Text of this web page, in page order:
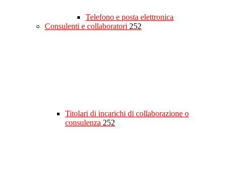
Telefono e posta elettronica
Consulenti e collaboratori 252
Titolari di incarichi di collaborazione o
consulenza 252